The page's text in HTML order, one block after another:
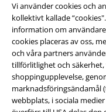
Vi använder cookies och
kollektivt kallade
information om
cookies placeras av oss,
och våra partners
tillförlitlighet och
shoppingupplevelse,
marknadsföringsändamål
webbplats, i sociala
Juridisk
Villkor